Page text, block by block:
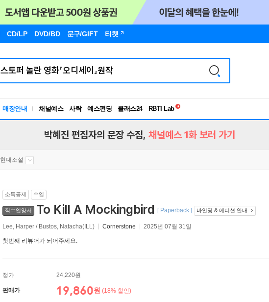
CD/LP DVD/BD 문구/GIFT 티켓
매장안내 채널예스 사락 예스펀딩 클래스24
독서유형검사
박혜진 편집자의 문장 수집, 채널예스 1화 보러 가기
현대소설
소득공제 수입
직수입양서 To Kill A Mockingbird [ Paperback ] 바인딩 & 에디션 안내
Lee, Harper / Bustos, Natacha(ILL) Cornerstone 2025년 07월 31일
첫번째 리뷰어가 되어주세요.
정가 24,220원
판매가 19,860원 (18% 할인)